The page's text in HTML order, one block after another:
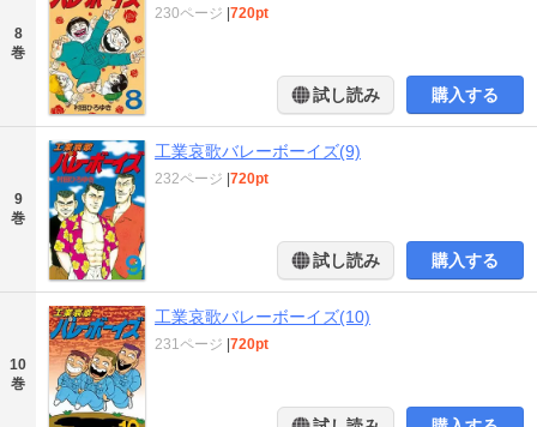
8
巻
230ページ 720pt
試し読み 購入する
9
巻
工業哀歌バレーボーイズ(9)
232ページ 720pt
試し読み 購入する
10
巻
工業哀歌バレーボーイズ(10)
231ページ 720pt